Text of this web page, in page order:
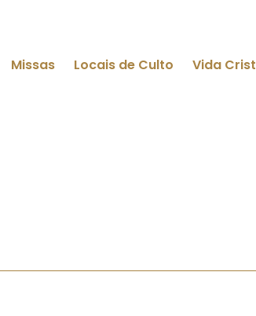
Missas Locais de Culto Vida